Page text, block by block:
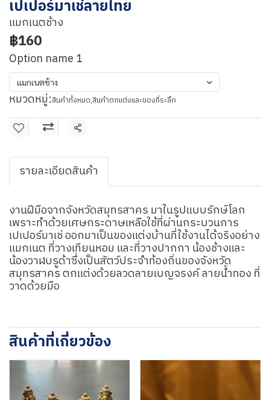
เปเปอร์มาเช่ลายไทย
แมกเนตช้าง
฿160
Option name 1
แมกเนตช้าง
หมวดหมู่:สินค้าทั้งหมด,สินค้าตกแต่งและของที่ระลึก
แชร์
รายละเอียดสินค้า
งานฝีมือจากจังหวัดสมุทรสาคร มาในรูปแบบรักษ์โลก
เพราะทำด้วยเศษกระดาษเหลือใช้ที่ผ่านกระบวนการ
เปเปอร์มาเช่ ออกมาเป็นของแต่งบ้านที่ใช้งานได้จริงอย่าง
แมกเนต ที่วางเทียนหอม และที่วางปากกา น้องช้างและ
น้องวาฬบรูด้าซึ่งเป็นสัตว์ประจำท้องถิ่นของจังหวัด
สมุทรสาคร ตกแต่งด้วยลวดลายเบญจรงค์ ลายน้ำทอง ที่
วาดด้วยมือ
สินค้าที่เกี่ยวข้อง